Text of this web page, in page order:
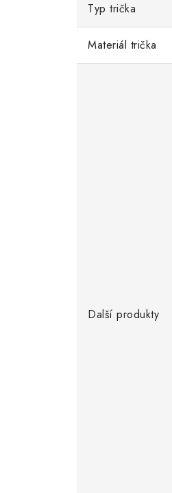
Typ trička
Materiál trička
Další produkty